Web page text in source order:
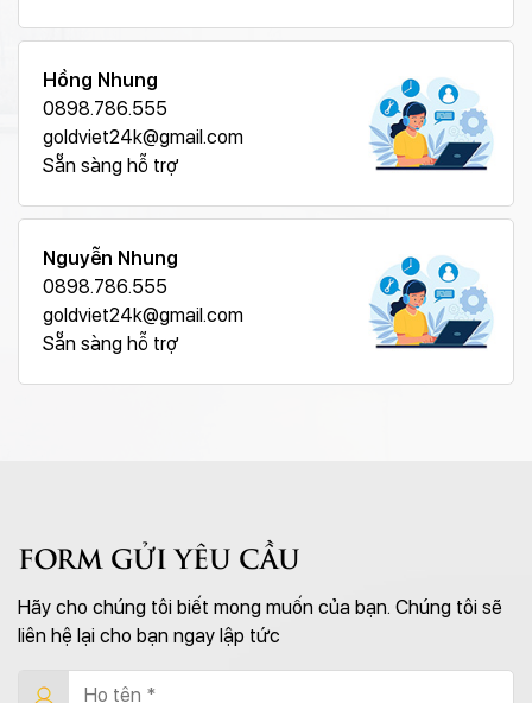
Hồng Nhung
0898.786.555
goldviet24k@gmail.com
Sẵn sàng hỗ trợ
Nguyễn Nhung
0898.786.555
goldviet24k@gmail.com
Sẵn sàng hỗ trợ
FORM GỬI YÊU CẦU
Hãy cho chúng tôi biết mong muốn của bạn. Chúng tôi sẽ
liên hệ lại cho bạn ngay lập tức